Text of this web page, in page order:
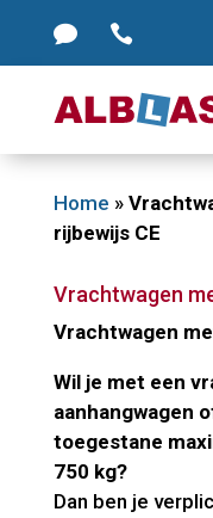
 
 
Home »
rijbewijs CE
Vrachtwagen
Vrachtwagen
Wil je met een
aanhangwagen
toegestane
750 kg?
Dan ben je